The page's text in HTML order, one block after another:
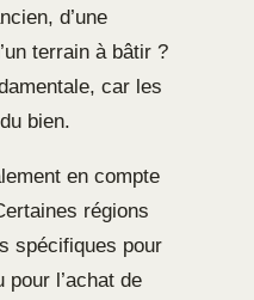
d’une
terrain à bâtir ?
car les
bien.
en compte
régions
spécifiques pour
pour l’achat de